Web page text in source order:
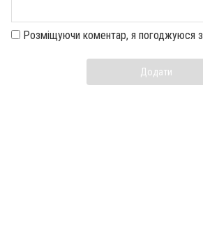
Розміщуючи коментар, я погоджуюся з
Додати